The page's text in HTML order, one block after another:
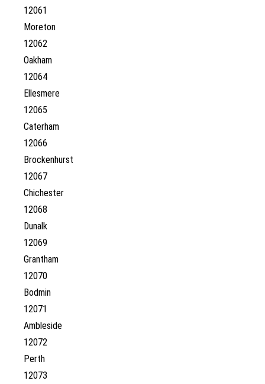
12061
Moreton
12062
Oakham
12064
Ellesmere
12065
Caterham
12066
Brockenhurst
12067
Chichester
12068
Dunalk
12069
Grantham
12070
Bodmin
12071
Ambleside
12072
Perth
12073